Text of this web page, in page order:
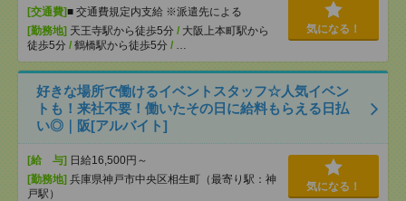
[交通費]■ 交通費規定内支給 ※派遣先による
[勤務地] 天王寺駅から徒歩5分 / 大阪上本町駅から
徒歩5分 / 鶴橋駅から徒歩5分 / …
気になる！
好きな場所で働けるイベントスタッフ☆人気イベン
トも！来社不要！働いたその日に給料もらえる日払
い◎｜阪[アルバイト]
[給 与] 日給16,500円～
[勤務地] 兵庫県神戸市中央区相生町（最寄り駅：神
戸駅）
気になる！